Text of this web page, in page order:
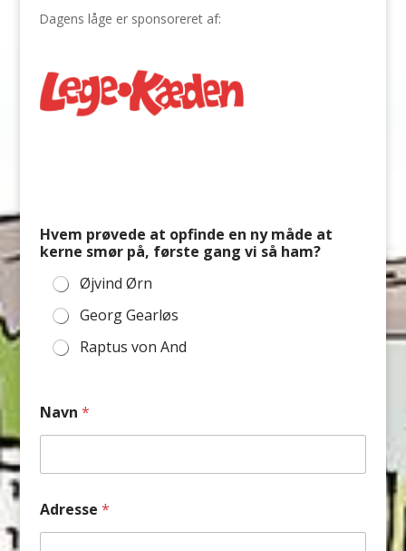
Dagens låge er sponsoreret af:
Hvem prøvede at opfinde en ny måde at
kerne smør på, første gang vi så ham?
Øjvind Ørn
Georg Gearløs
Raptus von And
Navn *
Adresse *